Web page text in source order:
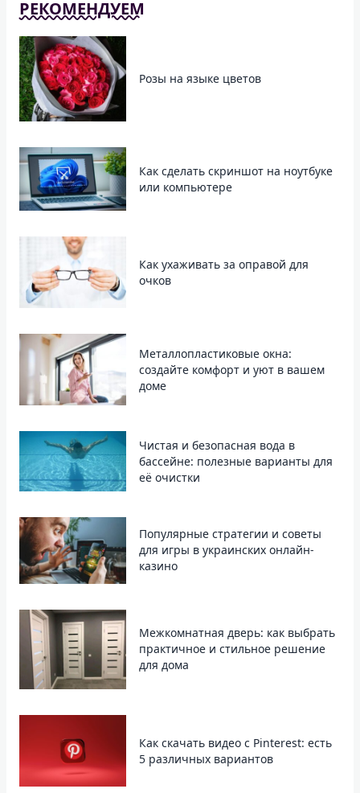
РЕКОМЕНДУЕМ
Розы на языке цветов
Как сделать скриншот на ноутбуке
или компьютере
Как ухаживать за оправой для
очков
Металлопластиковые окна:
создайте комфорт и уют в вашем
доме
Чистая и безопасная вода в
бассейне: полезные варианты для
её очистки
Популярные стратегии и советы
для игры в украинских онлайн-
казино
Межкомнатная дверь: как выбрать
практичное и стильное решение
для дома
Как скачать видео с Pinterest: есть
5 различных вариантов